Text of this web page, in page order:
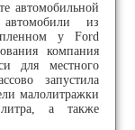
автомобильной
из
у Ford
компания
для местного
запустила
малолитражки
а также